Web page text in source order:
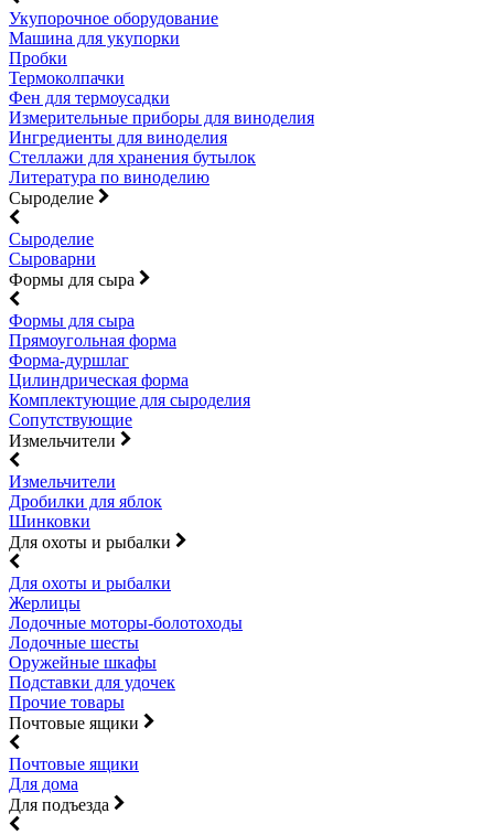
Укупорочное оборудование
Машина для укупорки
Пробки
Термоколпачки
Фен для термоусадки
Измерительные приборы для виноделия
Ингредиенты для виноделия
Стеллажи для хранения бутылок
Литература по виноделию
Сыроделие
Сыроделие
Сыроварни
Формы для сыра
Формы для сыра
Прямоугольная форма
Форма-дуршлаг
Цилиндрическая форма
Комплектующие для сыроделия
Сопутствующие
Измельчители
Измельчители
Дробилки для яблок
Шинковки
Для охоты и рыбалки
Для охоты и рыбалки
Жерлицы
Лодочные моторы-болотоходы
Лодочные шесты
Оружейные шкафы
Подставки для удочек
Прочие товары
Почтовые ящики
Почтовые ящики
Для дома
Для подъезда